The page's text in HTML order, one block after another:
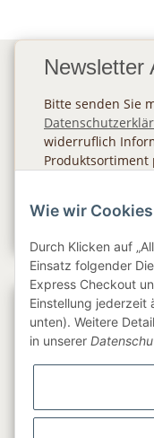
Newsletter
Bitte senden Sie
widerruflich
Produktsortiment
Gesetzliche
Wie wir
Durch Klicken auf
Einsatz folgender
Express Checkout
Einstellung jederzeit
unten). Weitere
in unserer